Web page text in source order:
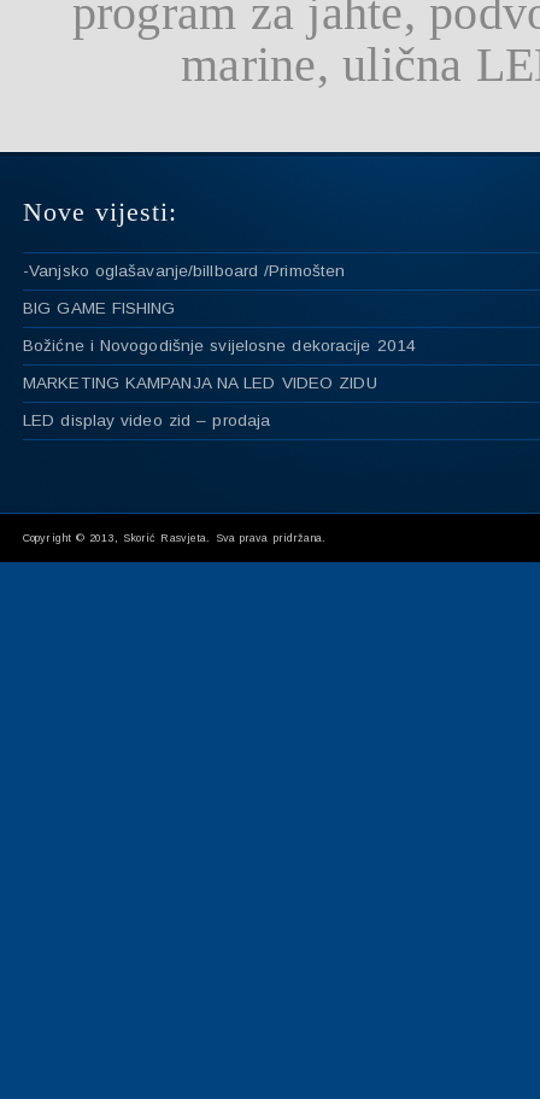
program za jahte,
marine, ulična
Nove vijesti:
-Vanjsko oglašavanje/billboard /Primošten
BIG GAME FISHING
Božićne i Novogodišnje svijelosne dekoracije 2014
MARKETING KAMPANJA NA LED VIDEO ZIDU
LED display video zid – prodaja
Copyright © 2013, Skorić Rasvjeta. Sva prava pridržana.